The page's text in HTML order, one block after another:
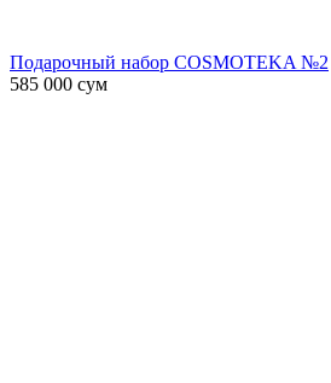
Подарочный набор COSMOTEKA №2
585 000 сум